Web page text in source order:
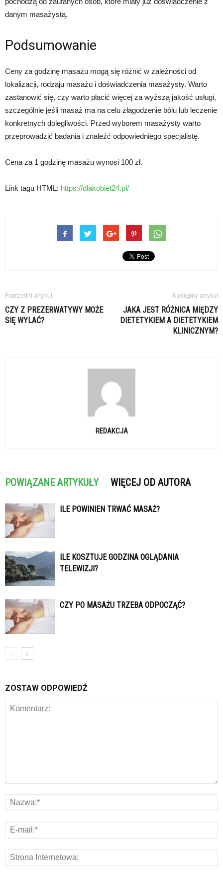
danym masażystą.
Podsumowanie
Ceny za godzinę masażu mogą się różnić w zależności od
lokalizacji, rodzaju masażu i doświadczenia masażysty. Warto
zastanowić się, czy warto płacić więcej za wyższą jakość usługi,
szczególnie jeśli masaż ma na celu złagodzenie bólu lub leczenie
konkretnych dolegliwości. Przed wyborem masażysty warto
przeprowadzić badania i znaleźć odpowiedniego specjalistę.
Cena za 1 godzinę masażu wynosi 100 zł.
Link tagu HTML: https://dlakobiet24.pl/
Poprzedni artykuł
CZY Z PREZERWATYWY MOŻE
SIĘ WYLAĆ?
Następny artykuł
JAKA JEST RÓŻNICA MIĘDZY
DIETETYKIEM A DIETETYKIEM
KLINICZNYM?
REDAKCJA
POWIĄZANE ARTYKUŁY WIĘCEJ OD AUTORA
ILE POWINIEN TRWAĆ MASAŻ?
ILE KOSZTUJE GODZINA OGLĄDANIA
TELEWIZJI?
CZY PO MASAŻU TRZEBA ODPOCZĄĆ?
ZOSTAW ODPOWIEDŹ